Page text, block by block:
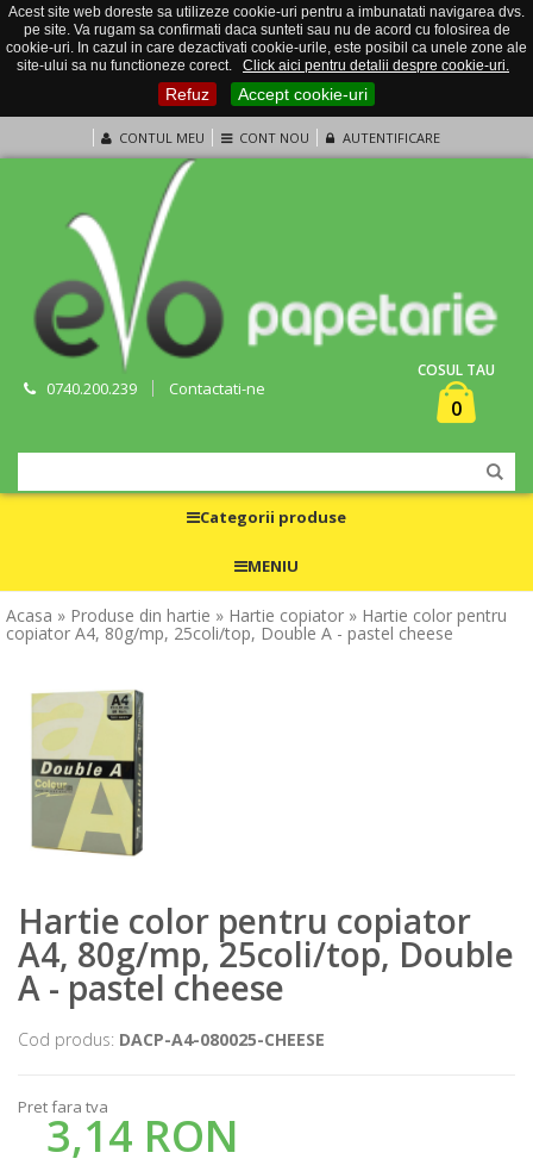
Acest site web doreste sa utilizeze cookie-uri pentru a imbunatati navigarea dvs.
pe site. Va rugam sa confirmati daca sunteti sau nu de acord cu folosirea de
cookie-uri. In cazul in care dezactivati cookie-urile, este posibil ca unele zone ale
site-ului sa nu functioneze corect.
Click aici pentru detalii despre cookie-uri.
Refuz Accept cookie-uri
CONTUL MEU CONT NOU AUTENTIFICARE
0740.200.239 Contactati-ne
COSUL TAU
0
Categorii produse
MENIU
Acasa » Produse din hartie » Hartie copiator » Hartie color pentru
copiator A4, 80g/mp, 25coli/top, Double A - pastel cheese
Hartie color pentru copiator
A4, 80g/mp, 25coli/top, Double
A - pastel cheese
Cod produs: DACP-A4-080025-CHEESE
Pret fara tva
3,14 RON